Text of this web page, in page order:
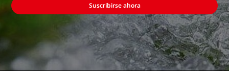
Suscribirse ahora